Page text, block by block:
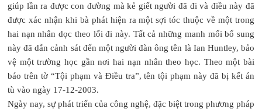
giúp lần ra được con đường mà kẻ giết người đã đi và điều này đã
được xác nhận khi bà phát hiện ra một sợi tóc thuộc về một trong
hai nạn nhân dọc theo lối đi này. Tất cả những manh mối bổ sung
này đã dẫn cảnh sát đến một người đàn ông tên là Ian Huntley, bảo
vệ một trường học gần nơi hai nạn nhân theo học. Theo một bài
báo trên tờ “Tội phạm và Điều tra”, tên tội phạm này đã bị kết án
tù vào ngày 17-12-2003.
Ngày nay, sự phát triển của công nghệ, đặc biệt trong phương pháp